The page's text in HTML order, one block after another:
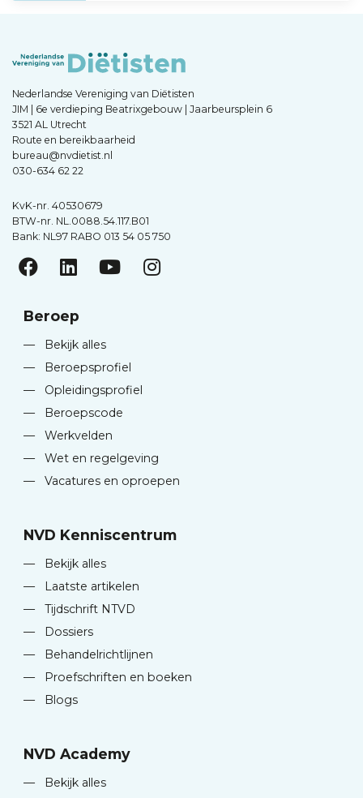
Nederlandse Vereniging van Diëtisten
JIM | 6e verdieping Beatrixgebouw | Jaarbeursplein 6
3521 AL Utrecht
Route en bereikbaarheid
bureau@nvdietist.nl
030-634 62 22
KvK-nr. 40530679
BTW-nr. NL.0088.54.117.B01
Bank: NL97 RABO 013 54 05 750
Beroep
—
Bekijk alles
—
Beroepsprofiel
—
Opleidingsprofiel
—
Beroepscode
—
Werkvelden
—
Wet en regelgeving
—
Vacatures en oproepen
NVD Kenniscentrum
—
Bekijk alles
—
Laatste artikelen
—
Tijdschrift NTVD
—
Dossiers
—
Behandelrichtlijnen
—
Proefschriften en boeken
—
Blogs
NVD Academy
—
Bekijk alles